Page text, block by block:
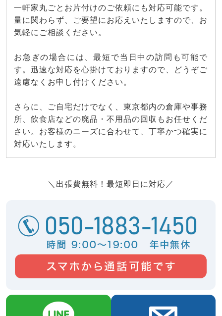
一軒家丸ごとお片付けのご依頼にも対応可能です。
量に関わらず、ご要望にお応えいたしますので、お
気軽にご相談ください。
お急ぎの場合には、最短で当日中の訪問も可能で
す。迅速な対応を心掛けておりますので、どうぞご
遠慮なくお申し付けください。
さらに、ご自宅だけでなく、東京都内の倉庫や事務
所、飲食店などの廃品・不用品の回収もお任せくだ
さい。お客様のニーズに合わせて、丁寧かつ確実に
対応いたします。
＼出張費無料！最短即日に対応／